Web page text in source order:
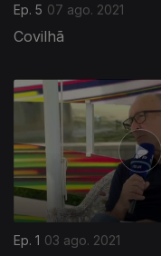
Ep. 5 07 ago. 2021
Covilhã
Ep. 1 03 ago. 2021